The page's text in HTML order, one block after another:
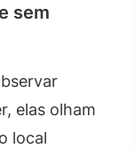
sem
elas olham
local